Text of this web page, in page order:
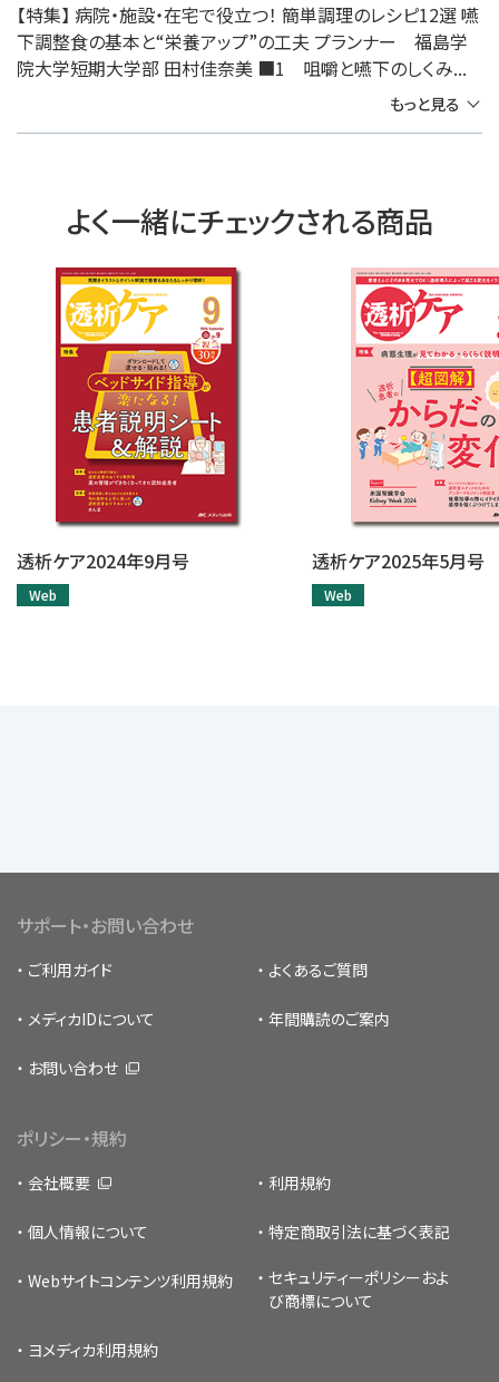
【特集】 病院・施設・在宅で役立つ！ 簡単調理のレシピ12選 嚥
下調整食の基本と“栄養アップ”の工夫 プランナー 福島学
院大学短期大学部 田村佳奈美 ■1 咀嚼と嚥下のしくみ...
もっと見る
よく一緒にチェックされる商品
透析ケア2024年9月号
Web
透析ケア2025年5月号
Web
サポート・お問い合わせ
ご利用ガイド よくあるご質問
メディカIDについて 年間購読のご案内
お問い合わせ
ポリシー・規約
会社概要 利用規約
個人情報について 特定商取引法に基づく表記
Webサイトコンテンツ利用規約 セキュリティーポリシー およ
び商標について
ヨメディカ利用規約